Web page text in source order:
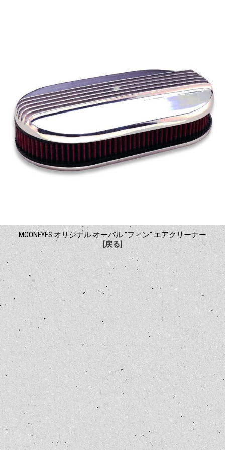
MOONEYES オリジナル オーバル ”フィン” エアクリーナー
[戻る]